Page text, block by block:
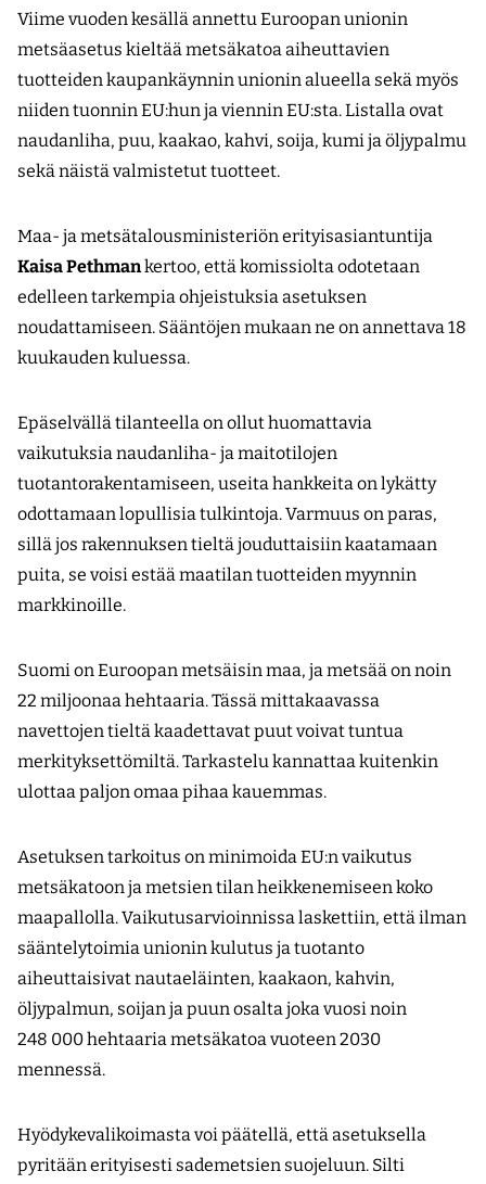
Viime vuoden kesällä annettu Euroopan unionin
metsäasetus kieltää metsäkatoa aiheuttavien
tuotteiden kaupankäynnin unionin alueella sekä myös
niiden tuonnin EU:hun ja viennin EU:sta. Listalla ovat
naudanliha, puu, kaakao, kahvi, soija, kumi ja öljypalmu
sekä näistä valmistetut tuotteet.
Maa- ja metsätalousministeriön erityisasiantuntija
Kaisa Pethmankertoo, että komissiolta odotetaan
edelleen tarkempia ohjeistuksia asetuksen
noudattamiseen. Sääntöjen mukaan ne on annettava 18
kuukauden kuluessa.
Epäselvällä tilanteella on ollut huomattavia
vaikutuksia naudanliha- ja maitotilojen
tuotantorakentamiseen, useita hankkeita on lykätty
odottamaan lopullisia tulkintoja. Varmuus on paras,
sillä jos rakennuksen tieltä jouduttaisiin kaatamaan
puita, se voisi estää maatilan tuotteiden myynnin
markkinoille.
Suomi on Euroopan metsäisin maa, ja metsää on noin
22 miljoonaa hehtaaria. Tässä mittakaavassa
navettojen tieltä kaadettavat puut voivat tuntua
merkityksettömiltä. Tarkastelu kannattaa kuitenkin
ulottaa paljon omaa pihaa kauemmas.
Asetuksen tarkoitus on minimoida EU:n vaikutus
metsäkatoon ja metsien tilan heikkenemiseen koko
maapallolla. Vaikutusarvioinnissa laskettiin, että ilman
sääntelytoimia unionin kulutus ja tuotanto
aiheuttaisivat nautaeläinten, kaakaon, kahvin,
öljypalmun, soijan ja puun osalta joka vuosi noin
248 000 hehtaaria metsäkatoa vuoteen 2030
mennessä.
Hyödykevalikoimasta voi päätellä, että asetuksella
pyritään erityisesti sademetsien suojeluun. Silti